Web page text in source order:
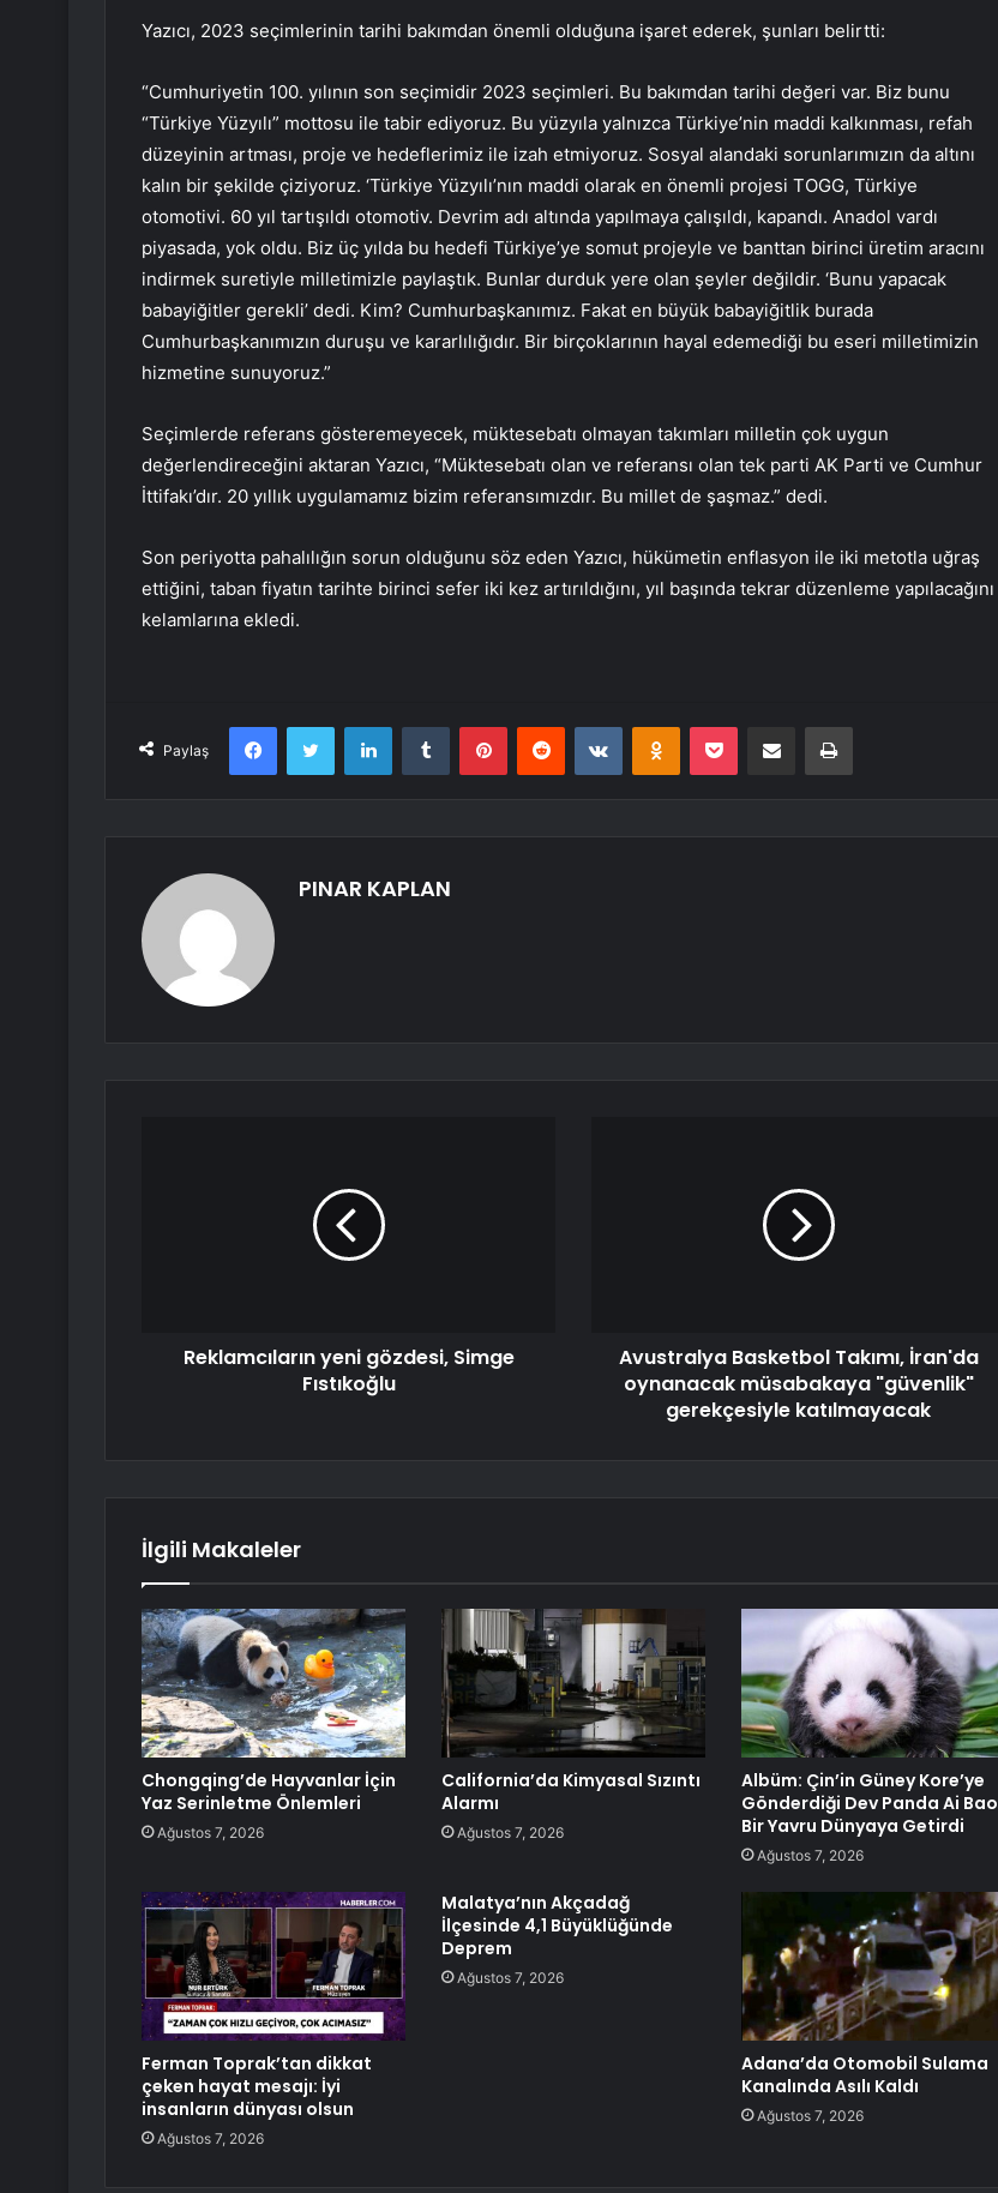
Yazıcı, 2023 seçimlerinin tarihi bakımdan önemli olduğuna işaret ederek, şunları belirtti:
“Cumhuriyetin 100. yılının son seçimidir 2023 seçimleri. Bu bakımdan tarihi değeri var. Biz bunu
“Türkiye Yüzyılı” mottosu ile tabir ediyoruz. Bu yüzyıla yalnızca Türkiye’nin maddi kalkınması, refah
düzeyinin artması, proje ve hedeflerimiz ile izah etmiyoruz. Sosyal alandaki sorunlarımızın da altını
kalın bir şekilde çiziyoruz. ‘Türkiye Yüzyılı’nın maddi olarak en önemli projesi TOGG, Türkiye
otomotivi. 60 yıl tartışıldı otomotiv. Devrim adı altında yapılmaya çalışıldı, kapandı. Anadol vardı
piyasada, yok oldu. Biz üç yılda bu hedefi Türkiye’ye somut projeyle ve banttan birinci üretim aracını
indirmek suretiyle milletimizle paylaştık. Bunlar durduk yere olan şeyler değildir. ‘Bunu yapacak
babayiğitler gerekli’ dedi. Kim? Cumhurbaşkanımız. Fakat en büyük babayiğitlik burada
Cumhurbaşkanımızın duruşu ve kararlılığıdır. Bir birçoklarının hayal edemediği bu eseri milletimizin
hizmetine sunuyoruz.”
Seçimlerde referans gösteremeyecek, müktesebatı olmayan takımları milletin çok uygun
değerlendireceğini aktaran Yazıcı, “Müktesebatı olan ve referansı olan tek parti AK Parti ve Cumhur
İttifakı’dır. 20 yıllık uygulamamız bizim referansımızdır. Bu millet de şaşmaz.” dedi.
Son periyotta pahalılığın sorun olduğunu söz eden Yazıcı, hükümetin enflasyon ile iki metotla uğraş
ettiğini, taban fiyatın tarihte birinci sefer iki kez artırıldığını, yıl başında tekrar düzenleme yapılacağını
kelamlarına ekledi.
Paylaş
FacebookTwitter LinkedInTumblr PinterestReddit VKontakteOdnoklassniki
Pocket E-Posta ile paylaş Yazdır
PINAR KAPLAN
Reklamcıların yeni gözdesi, Simge
Fıstıkoğlu
Avustralya Basketbol Takımı, İran'da
oynanacak müsabakaya "güvenlik"
gerekçesiyle katılmayacak
İlgili Makaleler
Chongqing’de Hayvanlar İçin
Yaz Serinletme Önlemleri
Ağustos 7, 2026
California’da Kimyasal Sızıntı
Alarmı
Ağustos 7, 2026
Albüm: Çin’in Güney Kore’ye
Gönderdiği Dev Panda Ai Bao
Bir Yavru Dünyaya Getirdi
Ağustos 7, 2026
Ferman Toprak’tan dikkat
çeken hayat mesajı: İyi
insanların dünyası olsun
Ağustos 7, 2026
Malatya’nın Akçadağ
İlçesinde 4,1 Büyüklüğünde
Deprem
Ağustos 7, 2026
Adana’da Otomobil Sulama
Kanalında Asılı Kaldı
Ağustos 7, 2026